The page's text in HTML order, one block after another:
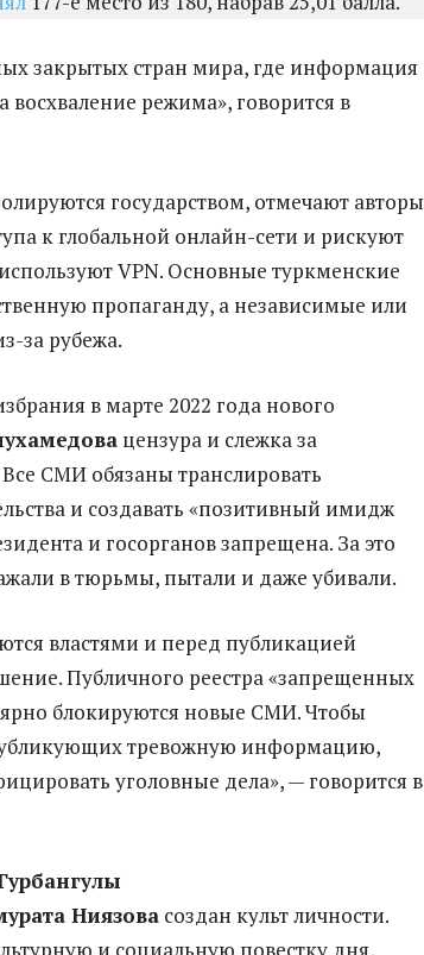
закрытых стран мира, где информация
режима», говорится в
государством, отмечают авторы
к глобальной онлайн-сети и рискуют
VPN. Основные туркменские
пропаганду, а независимые или
за рубежа.
в марте 2022 года нового
цензура и слежка за
СМИ обязаны транслировать
и создавать «позитивный имидж
и госорганов запрещена. За это
в тюрьмы, пытали и даже убивали.
властями и перед публикацией
Публичного реестра «запрещенных
блокируются новые СМИ. Чтобы
тревожную информацию,
уголовные дела», — говорится в
Ниязова создан культ личности.
и социальную повестку дня,